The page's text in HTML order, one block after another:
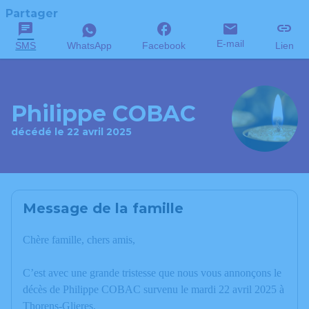
Partager
SMS WhatsApp Facebook E-mail Lien
Philippe COBAC
décédé le 22 avril 2025
Message de la famille
Chère famille, chers amis,
C’est avec une grande tristesse que nous vous annonçons le
décès de Philippe COBAC survenu le mardi 22 avril 2025 à
Thorens-Glieres.